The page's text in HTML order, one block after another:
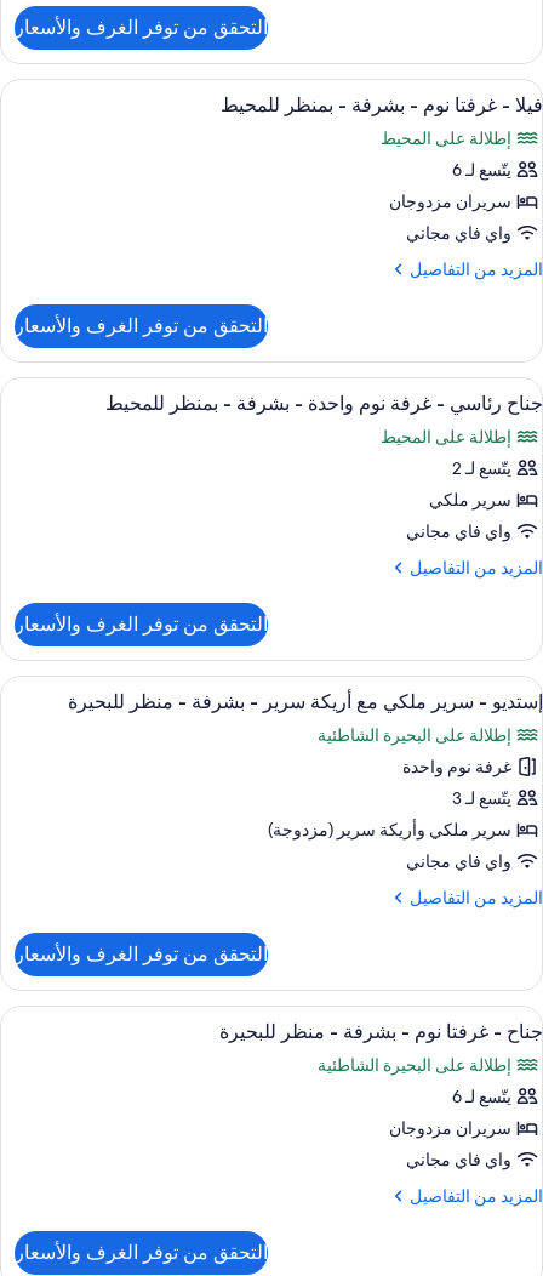
بشرفة
-
بمنظر
للمحيط
إستديو
سرير
مع
أريكة
-
بشرفة
بمنظر
التحقق من توفر الغرف والأسعار
استعراض
جميع
صور
فيلا
-
غرفتا
نوم
-
بمنظر
للمحيط
أسرّة بطبقة علوية مريحة وخزنة داخل
16
فيلا - غرفتا نوم - بشرفة - بمنظر للمحيط
إطلالة على المحيط
يتّسع لـ 6
سريران مزدوجان
واي فاي مجاني
المزيد من التفاصيل
المزيد
فيلا
غرفتا
-
بشرفة
بمنظر
للمحيط
التحقق من توفر الغرف والأسعار
استعراض
جميع
صور
جناح
رئاسي
-
غرفة
نوم
-
بشرفة
-
بمنظر
للمحيط
أسرّة بطبقة علوية مريحة وخزنة داخل
13
جناح رئاسي - غرفة نوم واحدة - بشرفة - بمنظر للمحيط
إطلالة على المحيط
يتّسع لـ 2
سرير ملكي
واي فاي مجاني
المزيد من التفاصيل
المزيد
جناح
رئاسي
-
غرفة
نوم
واحدة
بشرفة
-
بمنظر
للمحيط
التحقق من توفر الغرف والأسعار
استعراض
جميع
صور
إستديو
-
سرير
ملكي
مع
أريكة
بشرفة
-
منظر
للبحيرة
8
إستديو - سرير ملكي مع أريكة سرير - بشرفة - منظر للبحيرة
إطلالة على البحيرة الشاطئية
غرفة نوم واحدة
يتّسع لـ 3
سرير ملكي‫‬ وأريكة سرير (مزدوجة)
واي فاي مجاني
المزيد من التفاصيل
المزيد
إستديو
سرير
ملكي
مع
أريكة
-
بشرفة
منظر
التحقق من توفر الغرف والأسعار
استعراض
جميع
صور
جناح
-
غرفتا
نوم
-
أسرّة بطبقة علوية مريحة وخزنة داخل
16
جناح - غرفتا نوم - بشرفة - منظر للبحيرة
إطلالة على البحيرة الشاطئية
يتّسع لـ 6
سريران مزدوجان
واي فاي مجاني
المزيد من التفاصيل
المزيد
التحقق من توفر الغرف والأسعار